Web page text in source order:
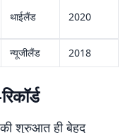
थाईलैंड 2020
न्यूजीलैंड 2018
की शुरुआत ही बेहद